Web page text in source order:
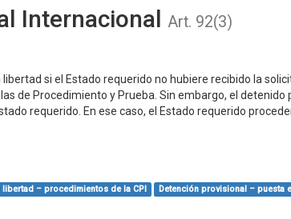
Internacional Art. 92(3)
si el Estado requerido no hubiere recibido la
de Procedimiento y Prueba. Sin embargo, el
requerido. En ese caso, el Estado requerido
– procedimientos de la CPI Detención provisional – puesta